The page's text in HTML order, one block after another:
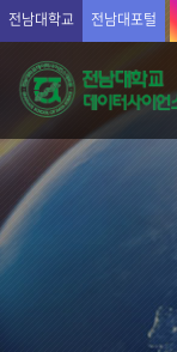
전남대학교 전남대포털